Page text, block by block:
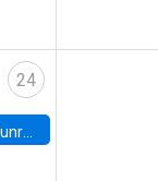
24
of Statistics at UC Berkeley